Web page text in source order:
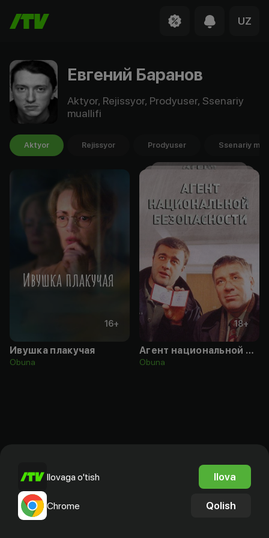
UZ
Евгений Баранов
Aktyor, Rejissyor, Prodyuser, Ssenariy
muallifi
Aktyor Rejissyor Prodyuser Ssenariy
16+
Ивушка плакучая
Obuna
18+
Агент национальной безопасности
Obuna
Ilovaga o'tish Ilova
Chrome Qolish